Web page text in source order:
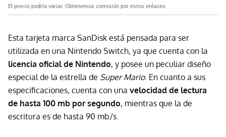
El precio podría variar. Obtenemos comisión por estos enlaces
Esta tarjeta marca SanDisk está pensada para ser
utilizada en una Nintendo Switch, ya que cuenta con la
licencia oficial de Nintendo, y posee un peculiar diseño
especial de la estrella de Super Mario. En cuanto a sus
especificaciones, cuenta con una velocidad de lectura
de hasta 100 mb por segundo, mientras que la de
escritura es de hasta 90 mb/s.